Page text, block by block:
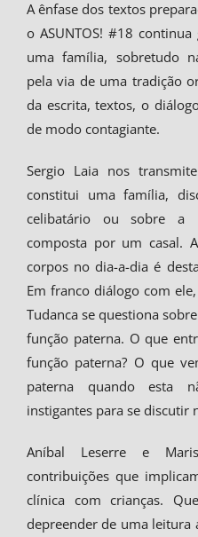
A ênfase dos textos
o ASUNTOS! #18
uma família, sobretudo
pela via de uma tradição
da escrita, textos, o
de modo contagiante.
Sergio Laia nos
constitui uma família,
celibatário ou sobre a
composta por um casal.
corpos no dia-a-dia é
Em franco diálogo com
Tudanca se questiona
função paterna. O que
função paterna? O que
paterna quando esta
instigantes para se discutir
Aníbal Leserre e
contribuições que
clínica com crianças.
depreender de uma leitura